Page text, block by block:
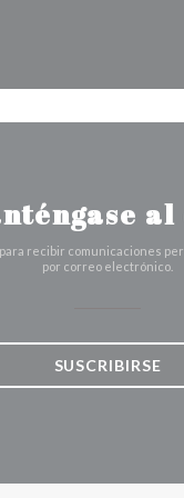
nueva ventana))
al
recibir comunicaciones
por correo electrónico.
SUSCRIBIRSE